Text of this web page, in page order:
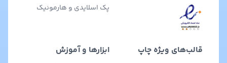
پک اسلایدی و هارمونیک
قالب‌های ویژه چاپ ابزارها و آموزش